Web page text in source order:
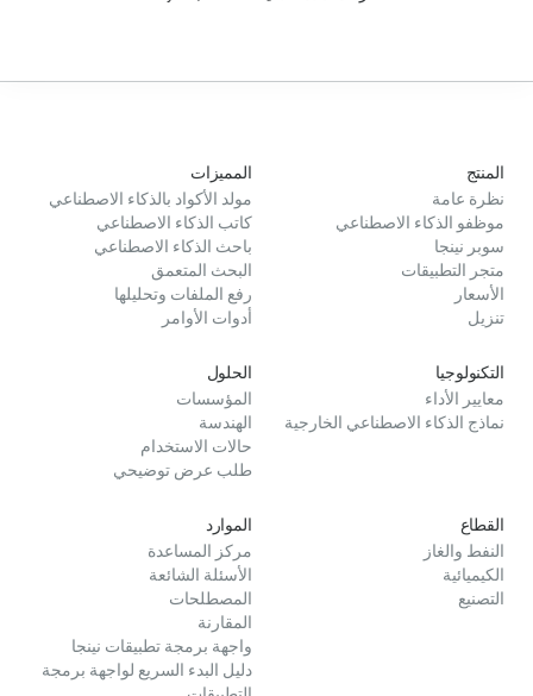
المنتج
نظرة عامة
موظفو الذكاء الاصطناعي
سوبر نينجا
متجر التطبيقات
الأسعار
تنزيل
المميزات
مولد الأكواد بالذكاء الاصطناعي
كاتب الذكاء الاصطناعي
باحث الذكاء الاصطناعي
البحث المتعمق
رفع الملفات وتحليلها
أدوات الأوامر
التكنولوجيا
معايير الأداء
نماذج الذكاء الاصطناعي الخارجية
الحلول
المؤسسات
الهندسة
حالات الاستخدام
طلب عرض توضيحي
القطاع
النفط والغاز
الكيميائية
التصنيع
الموارد
مركز المساعدة
الأسئلة الشائعة
المصطلحات
المقارنة
واجهة برمجة تطبيقات نينجا
دليل البدء السريع لواجهة برمجة